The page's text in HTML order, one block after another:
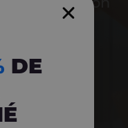
5 % à
DE